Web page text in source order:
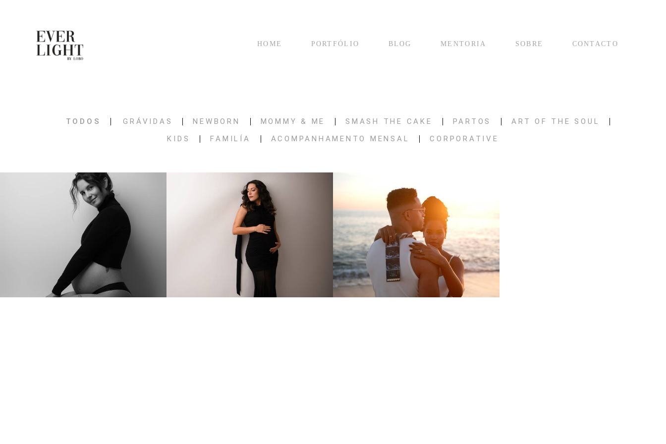
HOME PORTFÓLIO BLOG MENTORIA SOBRE CONTACTO
TODOS GRÁVIDAS NEWBORN MOMMY & ME SMASH THE CAKE PARTOS
ART OF THE SOUL
KIDS
FAMILÍA ACOMPANHAMENTO MENSAL CORPORATIVE
268 297 464 0